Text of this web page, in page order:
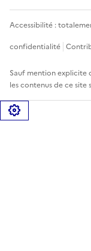
Accessibilité :
confidentialité
Sauf mention explicite
les contenus de ce site
Gérer les cookies